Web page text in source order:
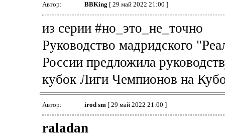
Автор: BBKing [ 29 май 2022 21:00 ]
из серии #но_это_не_точно
Руководство мадридского
России предложила
кубок Лиги Чемпионов на
Автор: irod sm [ 29 май 2022 21:00 ]
raladan